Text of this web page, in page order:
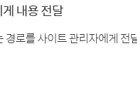
내용 전달
경로를 사이트 관리자에게 전